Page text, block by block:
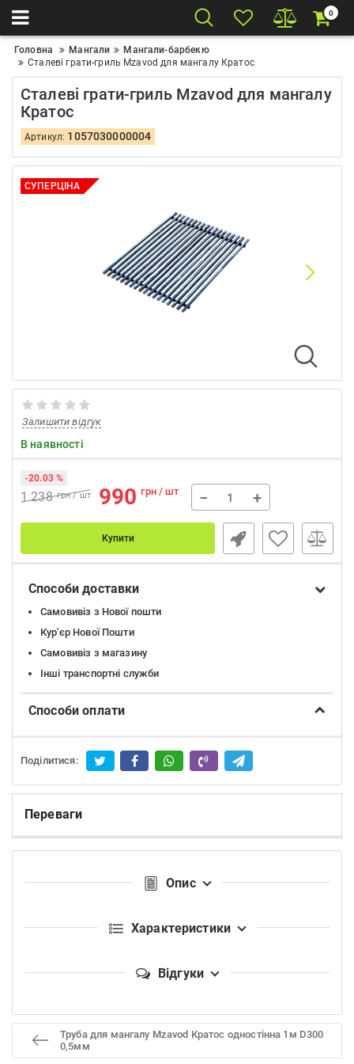
0
Головна Мангали
Мангали-барбекю
Сталеві грати-гриль Mzavod для мангалу Кратос
Сталеві грати-гриль Mzavod для мангалу
Кратос
Артикул: 1057030000004
СУПЕРЦІНА
Залишити відгук
В наявності
1 238 грн / шт 990 грн / шт
-20.03 %
− +
Купити
Способи доставки
Самовивіз з Нової пошти
Кур'єр Нової Пошти
Самовивіз з магазину
Інші транспортні служби
Способи оплати
Поділитися:
Переваги
Опис
Характеристики
Відгуки
Труба для мангалу Mzavod Кратос одностінна 1м D300
0,5мм